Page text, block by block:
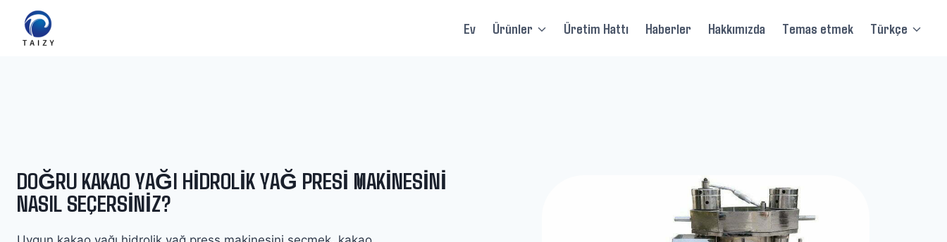
content
Ev Ürünler Üretim Hattı Haberler Hakkımızda Temas etmek Türkçe
DOĞRU KAKAO YAĞI HIDROLIK YAĞ PRESI MAKINESINI
NASIL SEÇERSINIZ?